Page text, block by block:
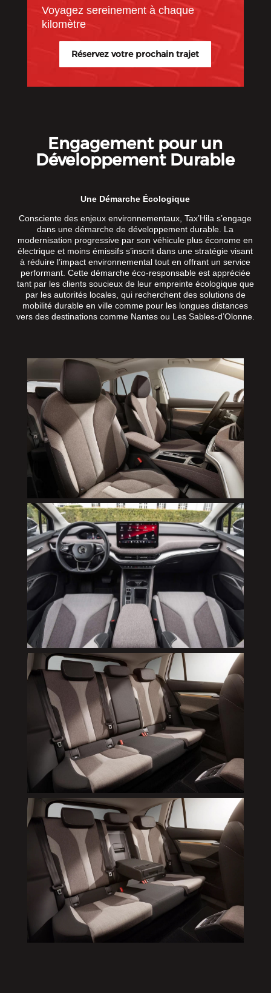
Voyagez sereinement à chaque
kilomètre
Réservez votre prochain trajet
Engagement pour un
Développement Durable
Une Démarche Écologique
Consciente des enjeux environnementaux, Tax’Hila s’engage
dans une démarche de développement durable. La
modernisation progressive par son véhicule plus économe en
électrique et moins émissifs s’inscrit dans une stratégie visant
à réduire l’impact environnemental tout en offrant un service
performant. Cette démarche éco-responsable est appréciée
tant par les clients soucieux de leur empreinte écologique que
par les autorités locales, qui recherchent des solutions de
mobilité durable en ville comme pour les longues distances
vers des destinations comme Nantes ou Les Sables-d’Olonne.